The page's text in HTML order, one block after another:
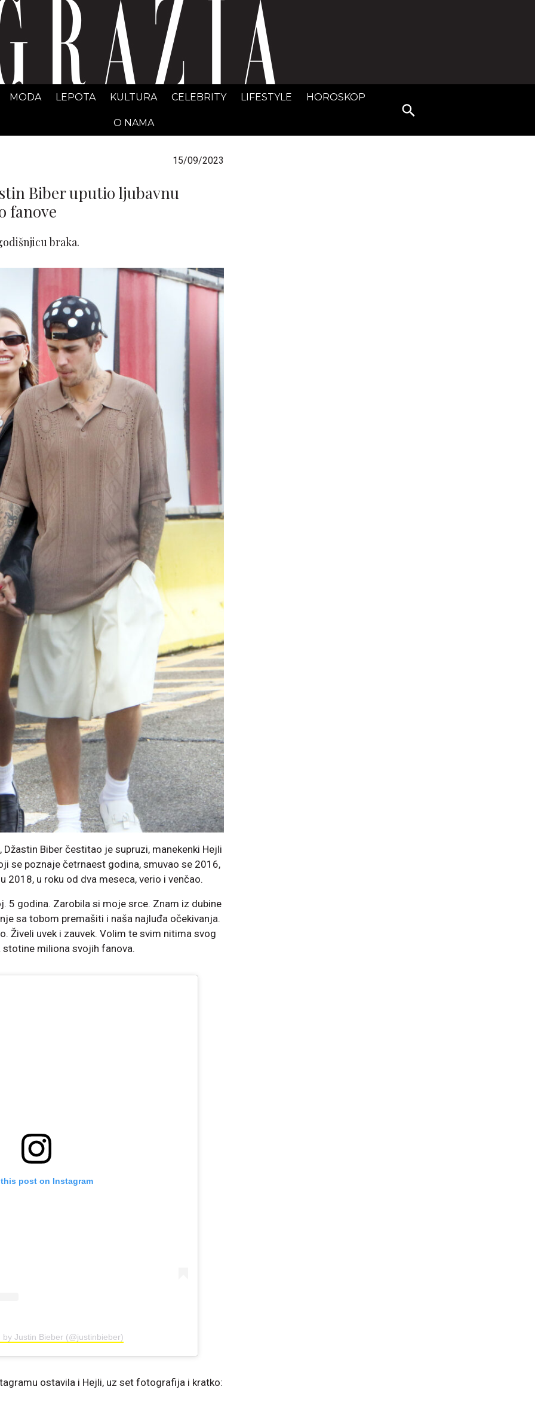
GRAZIA Srbija
MODA LEPOTA KULTURA CELEBRITY LIFESTYLE HOROSKOP
O NAMA
Search
for:
15/09/2023
Biber uputio ljubavnu
fanove
braka.
Biber čestitao je supruzi, manekenki Hejli
se poznaje četrnaest godina, smuvao se 2016,
2018, u roku od dva meseca, verio i venčao.
5 godina. Zarobila si moje srce. Znam iz dubine
sa tobom premašiti i naša najluđa očekivanja.
Živeli uvek i zauvek. Volim te svim nitima svog
stotine miliona svojih fanova.
post on Instagram
by Justin Bieber (@justinbieber)
ostavila i Hejli, uz set fotografija i kratko: